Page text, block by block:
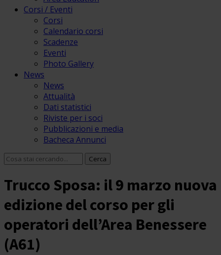
Corsi / Eventi
Corsi
Calendario corsi
Scadenze
Eventi
Photo Gallery
News
News
Attualità
Dati statistici
Riviste per i soci
Pubblicazioni e media
Bacheca Annunci
Trucco Sposa: il 9 marzo nuova
edizione del corso per gli
operatori dell’Area Benessere
(A61)